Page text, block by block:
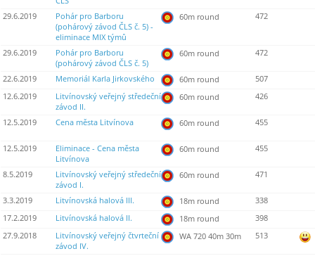
29.6.2019
Pohár pro Barboru
(pohárový závod ČLS č. 5) -
eliminace MIX týmů
60m round 472
29.6.2019
Pohár pro Barboru
(pohárový závod ČLS č. 5)
60m round 472
22.6.2019 Memoriál Karla Jirkovského 60m round
507
12.6.2019
Litvínovský veřejný středeční
závod II.
60m round 426
12.5.2019 Cena města Litvínova 60m round 455
12.5.2019
Eliminace - Cena města
Litvínova
60m round 455
8.5.2019
Litvínovský veřejný středeční
závod I.
60m round 471
3.3.2019 Litvínovská halová III. 18m round
338
17.2.2019
Litvínovská halová II. 18m round
398
27.9.2018
Litvínovský veřejný čtvrteční
závod IV.
WA 720 40m 30m 513